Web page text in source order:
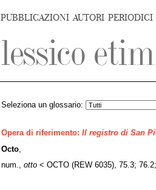
PUBBLICAZIONI AUTORI PERIODICI
Seleziona un glossario:
Opera di riferimento: Il registro di San
Octo
num., otto < OCTO (REW 6035), 75.3;